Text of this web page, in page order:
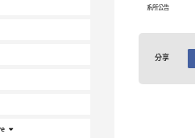
系所公告
分享